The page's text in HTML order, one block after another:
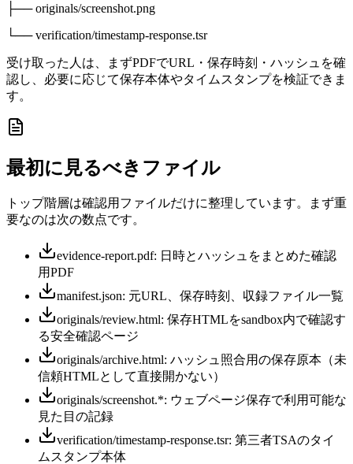
├── originals/screenshot.png
└── verification/timestamp-response.tsr
受け取った人は、まずPDFでURL・保存時刻・ハッシュを確
認し、必要に応じて保存本体やタイムスタンプを検証できま
す。
最初に見るべきファイル
トップ階層は確認用ファイルだけに整理しています。まず重
要なのは次の数点です。
evidence-report.pdf: 日時とハッシュをまとめた確認
用PDF
manifest.json: 元URL、保存時刻、収録ファイル一覧
originals/review.html: 保存HTMLをsandbox内で確認す
る安全確認ページ
originals/archive.html: ハッシュ照合用の保存原本（未
信頼HTMLとして直接開かない）
originals/screenshot.*: ウェブページ保存で利用可能な
見た目の記録
verification/timestamp-response.tsr: 第三者TSAのタイ
ムスタンプ本体